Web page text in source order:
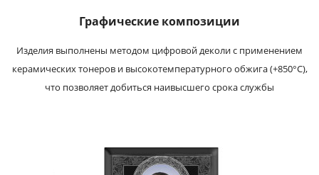
Графические композиции
Изделия выполнены методом цифровой деколи с применением
керамических тонеров и высокотемпературного обжига (+850°С),
что позволяет добиться наивысшего срока службы